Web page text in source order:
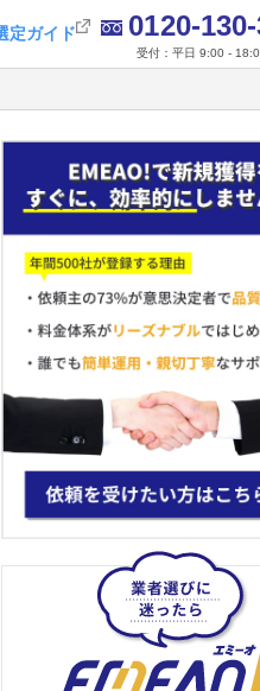
定ガイド 0120-
受付：平日 9:00 -